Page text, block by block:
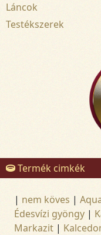
Láncok
Testékszerek
Termék cimkék
| nem köves |
Édesvízi gyöngy |
Markazit |